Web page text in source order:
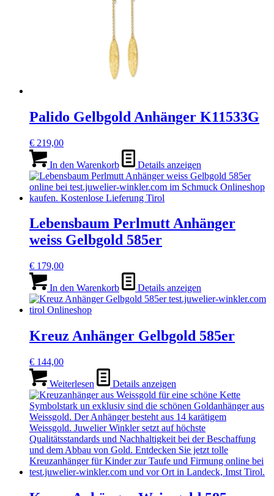
Palido Gelbgold Anhänger K11533G
€ 219,00
In den Warenkorb Details anzeigen
Lebensbaum Perlmutt Anhänger
weiss Gelbgold 585er
€ 179,00
In den Warenkorb Details anzeigen
Kreuz Anhänger Gelbgold 585er
€ 144,00
Weiterlesen Details anzeigen